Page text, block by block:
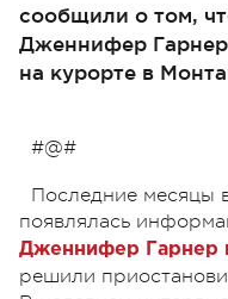
сообщили о том,
Дженнифер
на курорте в
#@#
Последние месяцы
появлялась
Дженнифер Гарнер
решили